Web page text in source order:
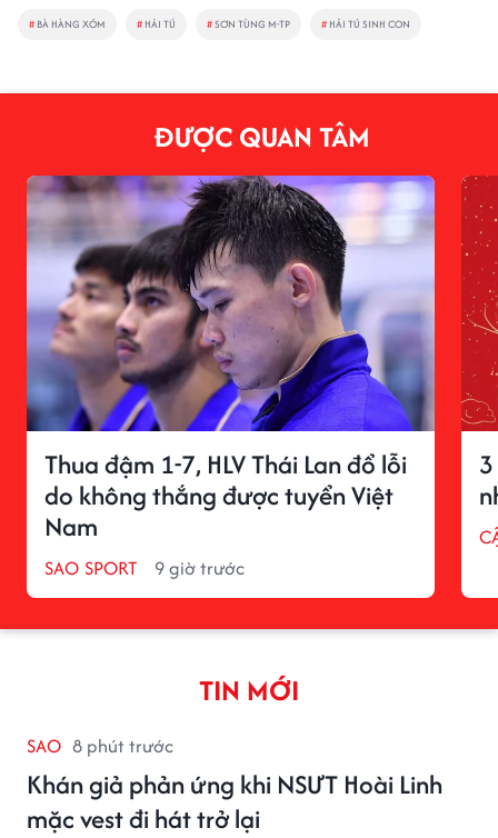
# BÀ HÀNG XÓM # HẢI TÚ #SƠN TÙNG M-TP # HẢI TÚ SINH CON
ĐƯỢC QUAN TÂM
Thua đậm 1-7, HLV Thái Lan đổ lỗi
do không thắng được tuyển Việt
Nam
SAO SPORT 9 giờ trước
TIN MỚI
SAO 8 phút trước
Khán giả phản ứng khi NSƯT Hoài Linh
mặc vest đi hát trở lại